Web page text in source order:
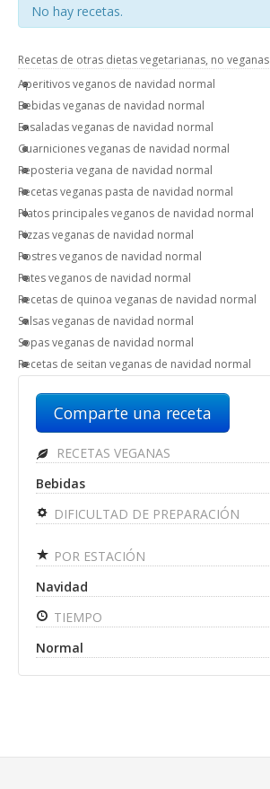
No hay recetas.
Recetas de otras dietas vegetarianas, no veganas
Aperitivos veganos de navidad normal
Bebidas veganas de navidad normal
Ensaladas veganas de navidad normal
Guarniciones veganas de navidad normal
Reposteria vegana de navidad normal
Recetas veganas pasta de navidad normal
Platos principales veganos de navidad normal
Pizzas veganas de navidad normal
Postres veganos de navidad normal
Pates veganos de navidad normal
Recetas de quinoa veganas de navidad normal
Salsas veganas de navidad normal
Sopas veganas de navidad normal
Recetas de seitan veganas de navidad normal
Comparte una receta
RECETAS VEGANAS
Bebidas
DIFICULTAD DE PREPARACIÓN
POR ESTACIÓN
Navidad
TIEMPO
Normal